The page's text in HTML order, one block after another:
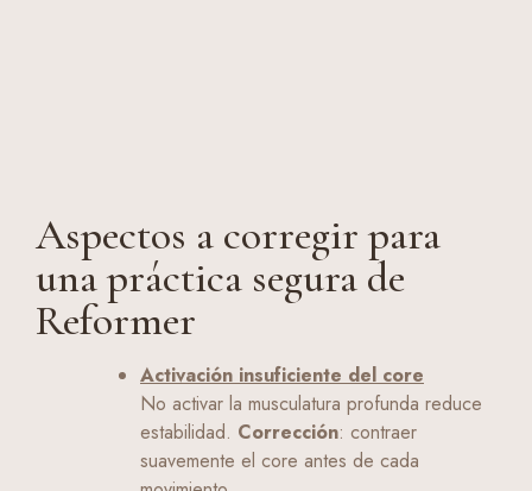
Aspectos a corregir para
una práctica segura de
Reformer
Activación insuficiente del core
No activar la musculatura profunda reduce
estabilidad. Corrección: contraer
suavemente el core antes de cada